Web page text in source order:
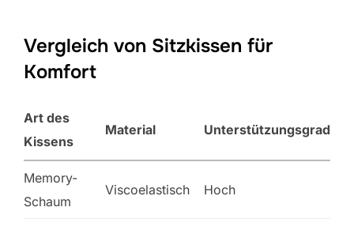
Vergleich von Sitzkissen für
Komfort
Art des
Kissens
Material Unterstützungsgrad
Memory-
Schaum
Viscoelastisch Hoch